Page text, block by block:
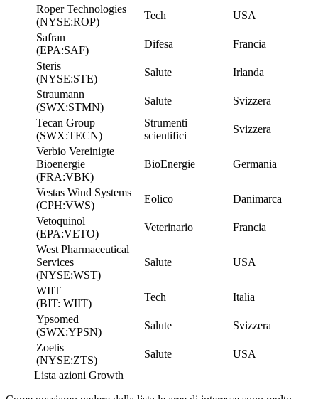
Roper Technologies
(NYSE:ROP)
Tech
USA
Safran
(EPA:SAF)
Difesa
Francia
Steris
(NYSE:STE)
Salute
Irlanda
Straumann
(SWX:STMN)
Salute
Svizzera
Tecan Group
(SWX:TECN)
Strumenti
scientifici
Svizzera
Verbio Vereinigte
Bioenergie
(FRA:VBK)
BioEnergie Germania
Vestas Wind Systems
(CPH:VWS)
Eolico
Danimarca
Vetoquinol
(EPA:VETO)
Veterinario
Francia
West Pharmaceutical
Services
(NYSE:WST)
Salute USA
WIIT
(BIT: WIIT)
Tech
Italia
Ypsomed
(SWX:YPSN)
Salute
Svizzera
Zoetis
(NYSE:ZTS)
Salute
USA
Lista azioni Growth